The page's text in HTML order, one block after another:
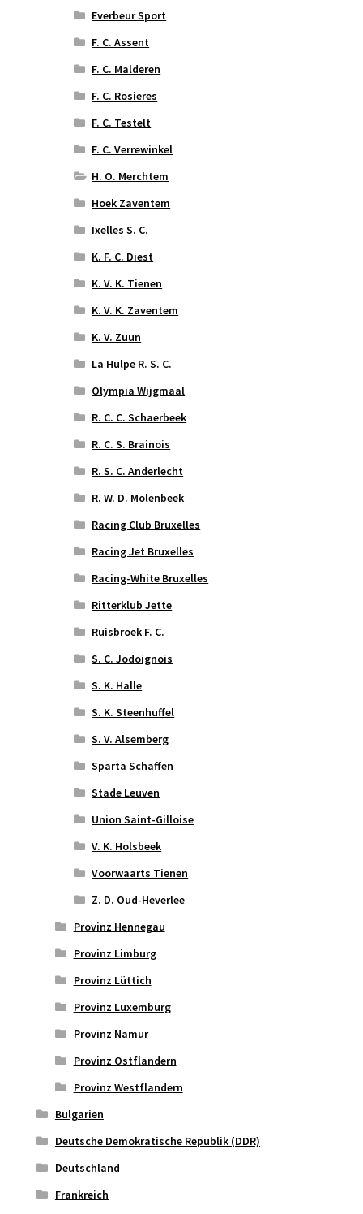
Everbeur Sport
F. C. Assent
F. C. Malderen
F. C. Rosieres
F. C. Testelt
F. C. Verrewinkel
H. O. Merchtem
Hoek Zaventem
Ixelles S. C.
K. F. C. Diest
K. V. K. Tienen
K. V. K. Zaventem
K. V. Zuun
La Hulpe R. S. C.
Olympia Wijgmaal
R. C. C. Schaerbeek
R. C. S. Brainois
R. S. C. Anderlecht
R. W. D. Molenbeek
Racing Club Bruxelles
Racing Jet Bruxelles
Racing-White Bruxelles
Ritterklub Jette
Ruisbroek F. C.
S. C. Jodoignois
S. K. Halle
S. K. Steenhuffel
S. V. Alsemberg
Sparta Schaffen
Stade Leuven
Union Saint-Gilloise
V. K. Holsbeek
Voorwaarts Tienen
Z. D. Oud-Heverlee
Provinz Hennegau
Provinz Limburg
Provinz Lüttich
Provinz Luxemburg
Provinz Namur
Provinz Ostflandern
Provinz Westflandern
Bulgarien
Deutsche Demokratische Republik (DDR)
Deutschland
Frankreich